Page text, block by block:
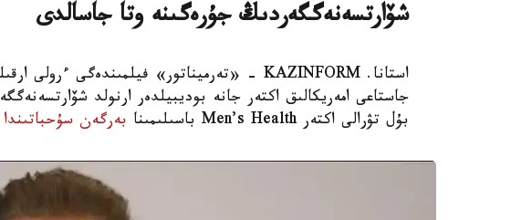
شۆارتسەنەگگەردىڭ جۇرەگىنە وتا جاسالدى
جاستاعى امەريكالىق اكتەر جانە بوديبيلدەر ارنولد
بۇل تۋرالى اكتەر Men’s Health باسىلىمىنا
بەرگەن سۇحباتىندا